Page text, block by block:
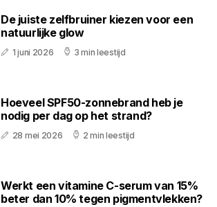
De juiste zelfbruiner kiezen voor een
natuurlijke glow
1 juni 2026 3 min leestijd
Hoeveel SPF50-zonnebrand heb je
nodig per dag op het strand?
28 mei 2026 2 min leestijd
Werkt een vitamine C-serum van 15%
beter dan 10% tegen pigmentvlekken?